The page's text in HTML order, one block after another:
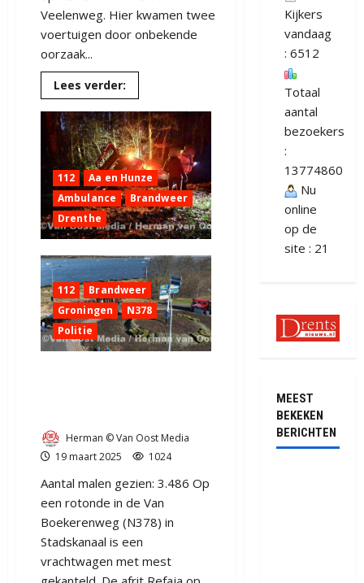
112
Aa en Hunze
Ambulance
Brandweer
Drenthe
Veelenweg. Hier kwamen twee
voertuigen door onbekende
oorzaak...
Lees verder:
meer
Ernstig
ongeval
op
de
N378
bij
GASSELTERNIJVEENSCHEMOND
112
Brandweer
Groningen
N378
Politie
Herman © Van Oost Media
19 maart 2025
1024
Aantal malen gezien: 3.486 Op
een rotonde in de Van
Boekerenweg (N378) in
Stadskanaal is een
vrachtwagen met mest
Kijkers
vandaag
: 6512
Totaal
aantal
bezoekers
:
13774860
Nu
online
op de
site : 21
MEEST
BEKEKEN
BERICHTEN